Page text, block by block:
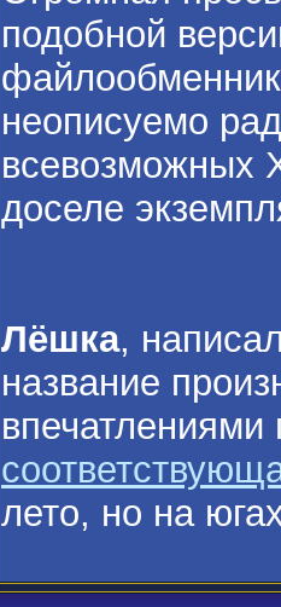
подобной
неописуемо
всевозможных
доселе
Лёшка,
название
лето, но на